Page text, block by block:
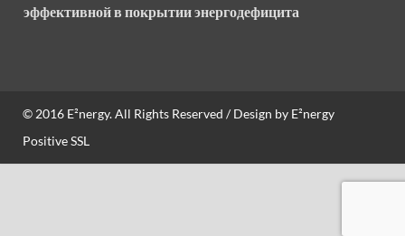
эффективной в покрытии энергодефицита
© 2016 E²nergy. All Rights Reserved / Design by E²nergy
Positive SSL